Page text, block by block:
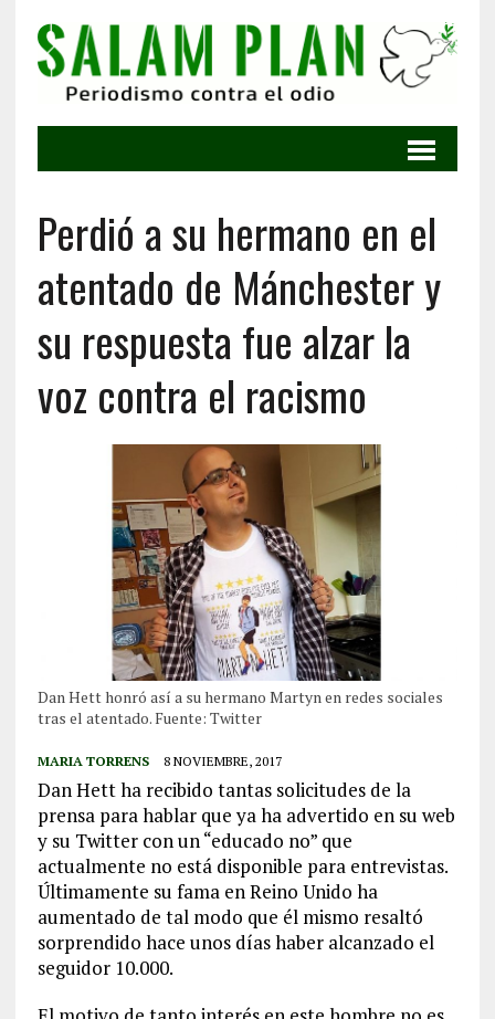
Perdió a su hermano en el
atentado de Mánchester y
su respuesta fue alzar la
voz contra el racismo
Dan Hett honró así a su hermano Martyn en redes sociales
tras el atentado. Fuente: Twitter
MARIA TORRENS 8 NOVIEMBRE, 2017
Dan Hett ha recibido tantas solicitudes de la
prensa para hablar que ya ha advertido en su web
y su Twitter con un “educado no” que
actualmente no está disponible para entrevistas.
Últimamente su fama en Reino Unido ha
aumentado de tal modo que él mismo resaltó
sorprendido hace unos días haber alcanzado el
seguidor 10.000.